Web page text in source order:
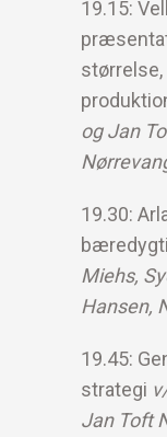
19.15:
og Jan
19.30:
Miehs,
Hansen,
19.45:
strategi
Jan Toft